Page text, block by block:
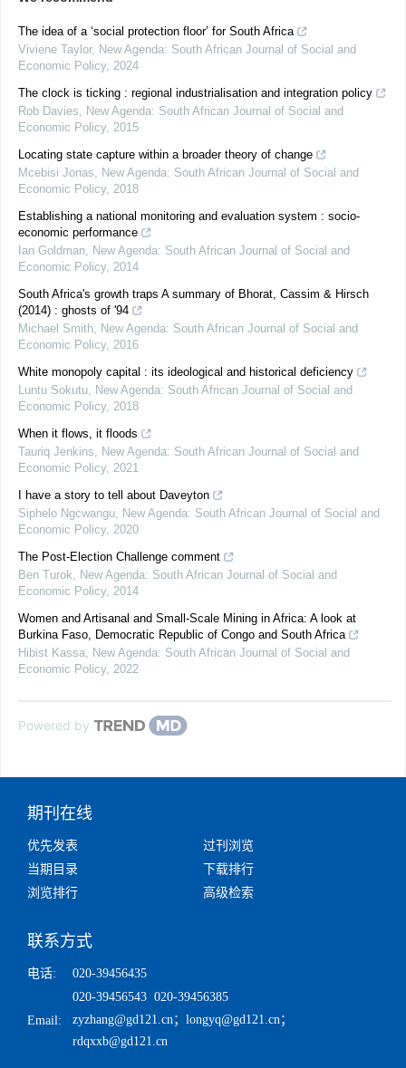
The idea of a ‘social protection floor’ for South Africa
Viviene Taylor, New Agenda: South African Journal of Social and
Economic Policy, 2024
The clock is ticking : regional industrialisation and integration policy
Rob Davies, New Agenda: South African Journal of Social and
Economic Policy, 2015
Locating state capture within a broader theory of change
Mcebisi Jonas, New Agenda: South African Journal of Social and
Economic Policy, 2018
Establishing a national monitoring and evaluation system : socio-
economic performance
Ian Goldman, New Agenda: South African Journal of Social and
Economic Policy, 2014
South Africa's growth traps A summary of Bhorat, Cassim & Hirsch
(2014) : ghosts of '94
Michael Smith, New Agenda: South African Journal of Social and
Economic Policy, 2016
White monopoly capital : its ideological and historical deficiency
Luntu Sokutu, New Agenda: South African Journal of Social and
Economic Policy, 2018
When it flows, it floods
Tauriq Jenkins, New Agenda: South African Journal of Social and
Economic Policy, 2021
I have a story to tell about Daveyton
Siphelo Ngcwangu, New Agenda: South African Journal of Social and
Economic Policy, 2020
The Post-Election Challenge comment
Ben Turok, New Agenda: South African Journal of Social and
Economic Policy, 2014
Women and Artisanal and Small-Scale Mining in Africa: A look at
Burkina Faso, Democratic Republic of Congo and South Africa
Hibist Kassa, New Agenda: South African Journal of Social and
Economic Policy, 2022
Powered by
期刊在线
优先发表
过刊浏览
当期目录
下载排行
浏览排行
高级检索
联系方式
电话:
020-39456435
020-39456543 020-39456385
Email:
zyzhang@gd121.cn； longyq@gd121.cn；
rdqxxb@gd121.cn